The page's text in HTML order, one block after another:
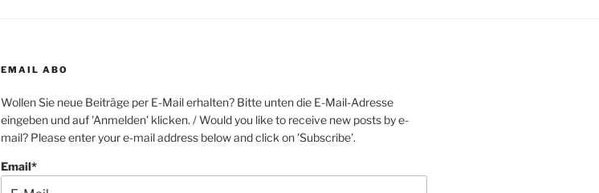
EMAIL ABO
Wollen Sie neue Beiträge per E-Mail erhalten? Bitte unten die E-Mail-Adresse
eingeben und auf 'Anmelden' klicken. / Would you like to receive new posts by e-
mail? Please enter your e-mail address below and click on 'Subscribe'.
Email*